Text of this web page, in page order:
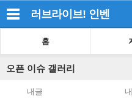
러브라이브! 인벤
홈
오픈 이슈 갤러리
내글